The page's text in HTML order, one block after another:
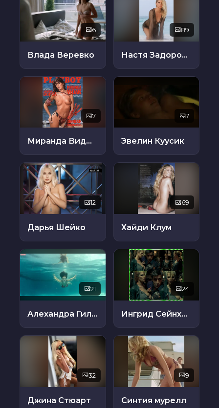
6
Влада Веревко
89
Настя Задорожная
7
Миранда Виджак
7
Эвелин Куусик
12
Дарья Шейко
69
Хайди Клум
21
Алехандра Гильман
24
Ингрид Сейнхейв
32
Джина Стюарт
9
Синтия мурелл